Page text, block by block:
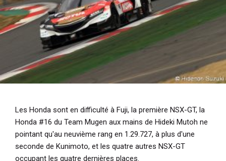
Les Honda sont en difficulté à Fuji, la première NSX-GT, la
Honda #16 du Team Mugen aux mains de Hideki Mutoh ne
pointant qu'au neuvième rang en 1.29.727, à plus d'une
seconde de Kunimoto, et les quatre autres NSX-GT
occupant les quatre dernières places.